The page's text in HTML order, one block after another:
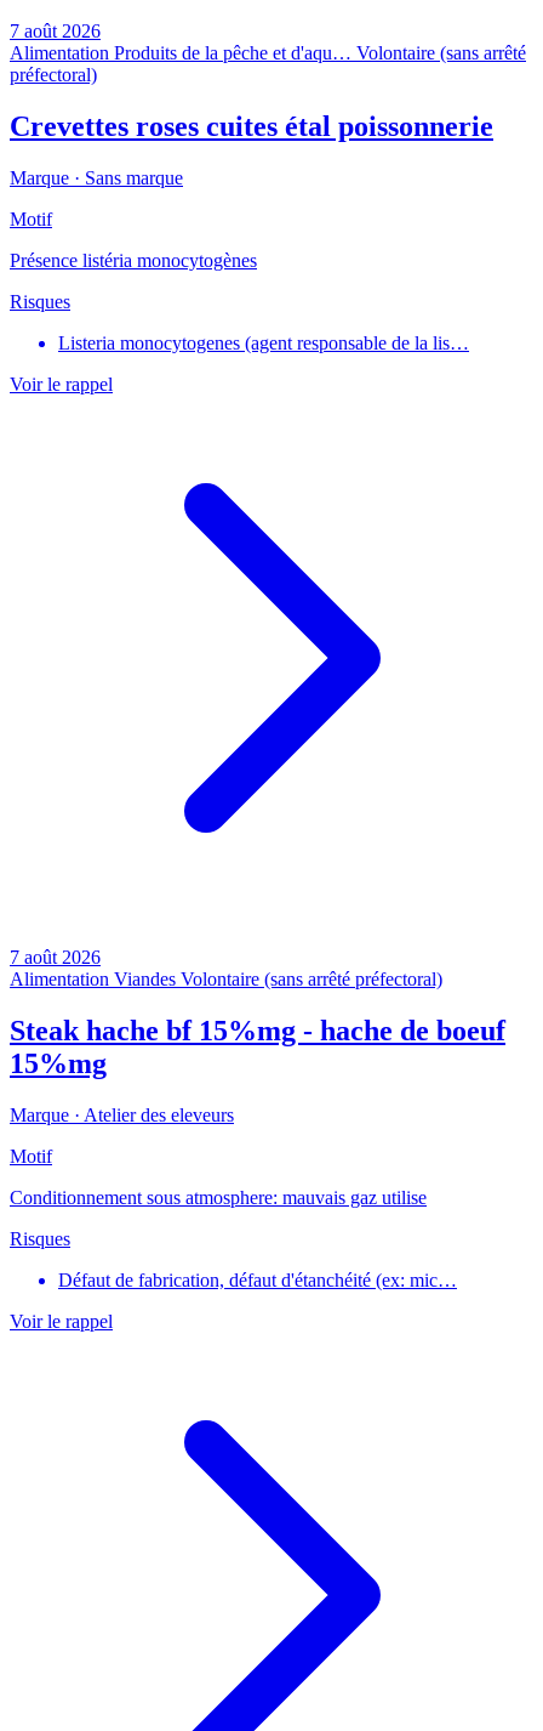
7 août 2026
Alimentation Produits de la pêche et d'aqu… Volontaire (sans arrêté
préfectoral)
Crevettes roses cuites étal poissonnerie
Marque · Sans marque
Motif
Présence listéria monocytogènes
Risques
Listeria monocytogenes (agent responsable de la lis…
Voir le rappel
7 août 2026
Alimentation Viandes Volontaire (sans arrêté préfectoral)
Steak hache bf 15%mg - hache de boeuf
15%mg
Marque · Atelier des eleveurs
Motif
Conditionnement sous atmosphere: mauvais gaz utilise
Risques
Défaut de fabrication, défaut d'étanchéité (ex: mic…
Voir le rappel